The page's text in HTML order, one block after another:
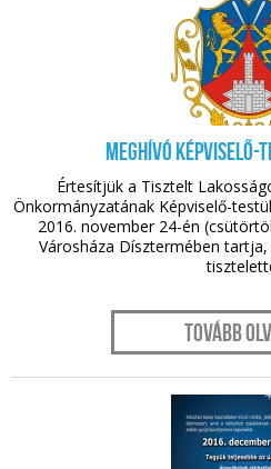
Meghívó
Értesítjük a Tisztelt
Önkormányzatának Képviselő-
2016. november 24-én
Városháza Dísztermében
Tovább